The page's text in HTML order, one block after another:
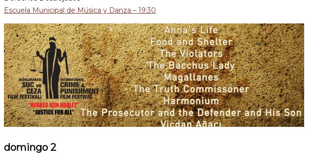
Escuela Municipal de Música y Danza – 19:30
domingo 2